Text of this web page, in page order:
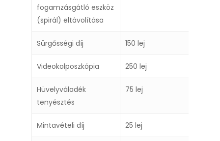
fogamzásgátló eszköz
(spirál) eltávolítása
Sürgősségi díj 150 lej
Videokolposzkópia 250 lej
Hüvelyváladék
tenyésztés
75 lej
Mintavételi díj 25 lej